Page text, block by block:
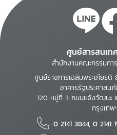
ศูนย์สารสนเ
สำนักงานคณะกรรมก
ศูนย์ราชการเฉลิมพระเกียร
อาคารรัฐประศาสน
120 หมู่ที่ 3 ถนนแจ้งวัฒนะ
กรุงเทพ
0 2141 3844, 0 2141